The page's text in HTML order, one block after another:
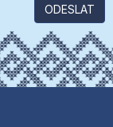
ODESLAT